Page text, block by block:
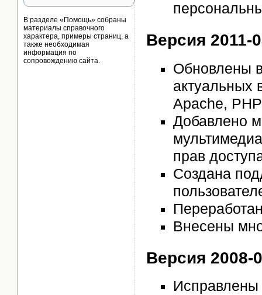
Версия 2011-
Обновлены
актуальных
Apache,
Добавлено
прав
Создана
Внесены
Версия 2008-
Исправлены
В разделе «Помощь» собраны
материалы справочного
характера, примеры страниц, а
также необходимая
информация по
сопровождению сайта.